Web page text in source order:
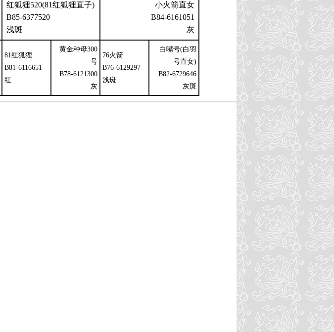
红狐狸520(81红狐狸直子)
B85-6377520
浅斑
小火箭直女
B84-6161051
灰
81红狐狸
B81-6116651
红
黄金种母300
号
B78-6121300
灰
76火箭
B76-6129297
浅斑
白嘴号(白羽
号直女)
B82-6729646
灰斑